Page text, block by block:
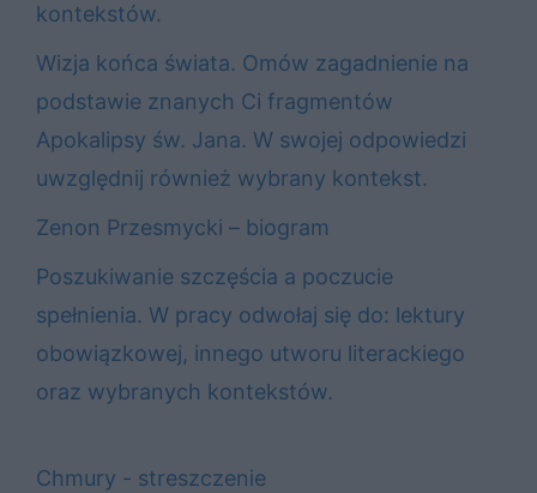
kontekstów.
Wizja końca świata. Omów zagadnienie na
podstawie znanych Ci fragmentów
Apokalipsy św. Jana. W swojej odpowiedzi
uwzględnij również wybrany kontekst.
Zenon Przesmycki – biogram
Poszukiwanie szczęścia a poczucie
spełnienia. W pracy odwołaj się do: lektury
obowiązkowej, innego utworu literackiego
oraz wybranych kontekstów.
Chmury - streszczenie